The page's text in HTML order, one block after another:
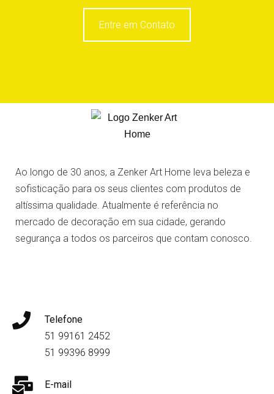
Entre em Contato
Ao longo de 30 anos, a Zenker Art Home leva beleza e
sofisticação para os seus clientes com produtos de
altíssima qualidade. Atualmente é referência no
mercado de decoração em sua cidade, gerando
segurança a todos os parceiros que contam conosco.
Telefone
51 99161 2452
51 99396 8999
E-mail